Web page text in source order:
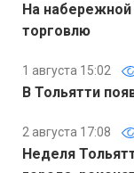
На набережной
торговлю
1 августа 15:02
В Тольятти
2 августа 17:08
Неделя